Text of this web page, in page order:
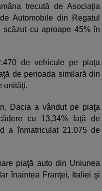
trecută de Asociaţia
Automobile din Regatul
cu aproape 45% în
de vehicule pe piaţa
de perioada similară din
unităţi.
Dacia a vândut pe piaţa
cu 13,34% faţă de
a înmatriculat 21.075 de
piaţă auto din Uniunea
înaintea Franţei, Italiei şi